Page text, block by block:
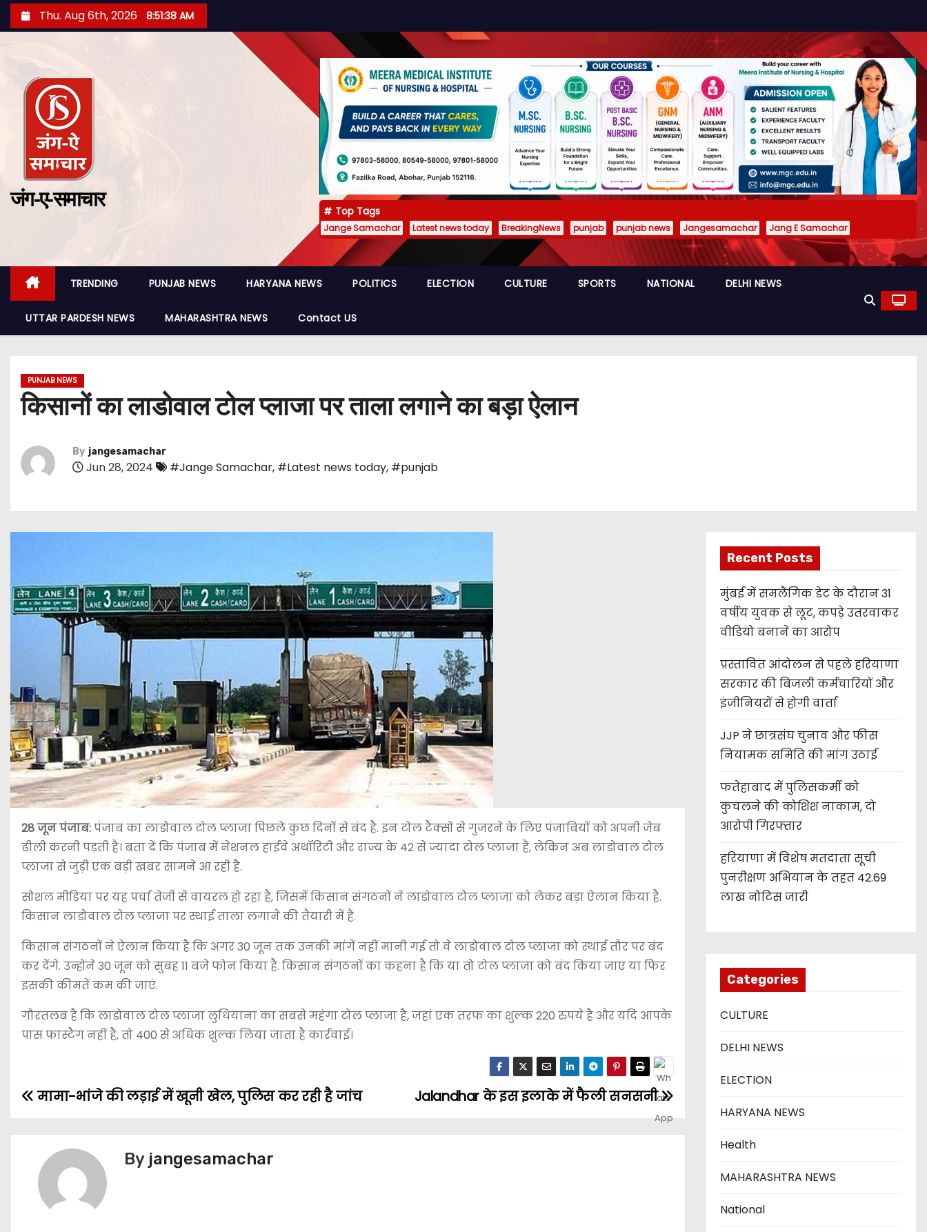
Thu. Aug 6th, 2026 8:51:39 AM
जंग-ए-समाचार
Top Tags
Jange Samachar Latest news today BreakingNews punjab punjab news Jangesamachar Jang E Samachar
TRENDING PUNJAB NEWS HARYANA NEWS POLITICS ELECTION CULTURE SPORTS NATIONAL DELHI NEWS
UTTAR PARDESH NEWS MAHARASHTRA NEWS Contact US
PUNJAB NEWS
किसानों का लाडोवाल टोल प्लाजा पर ताला लगाने का बड़ा ऐलान
By jangesamachar
Jun 28, 2024 #Jange Samachar, #Latest news today, #punjab
28 जून पंजाब:पंजाब का लाडोवाल टोल प्लाजा पिछले कुछ दिनों से बंद है. इन टोल टैक्सों से गुजरने के लिए पंजाबियों को अपनी जेब
ढीली करनी पड़ती है। बता दें कि पंजाब में नेशनल हाईवे अथॉरिटी और राज्य के 42 से ज्यादा टोल प्लाजा हैं, लेकिन अब लाडोवाल टोल
प्लाजा से जुड़ी एक बड़ी खबर सामने आ रही है.
सोशल मीडिया पर यह पर्चा तेजी से वायरल हो रहा है, जिसमें किसान संगठनों ने लाडोवाल टोल प्लाजा को लेकर बड़ा ऐलान किया है.
किसान लाडोवाल टोल प्लाजा पर स्थाई ताला लगाने की तैयारी में हैं.
किसान संगठनों ने ऐलान किया है कि अगर 30 जून तक उनकी मांगें नहीं मानी गईं तो वे लाडोवाल टोल प्लाजा को स्थाई तौर पर बंद
कर देंगे. उन्होंने 30 जून को सुबह 11 बजे फोन किया है. किसान संगठनों का कहना है कि या तो टोल प्लाजा को बंद किया जाए या फिर
इसकी कीमतें कम की जाएं.
गौरतलब है कि लाडोवाल टोल प्लाजा लुधियाना का सबसे महंगा टोल प्लाजा है, जहां एक तरफ का शुल्क 220 रुपये है और यदि आपके
पास फास्टैग नहीं है, तो 400 से अधिक शुल्क लिया जाता है कार्रवाई।
Jalandhar के इस इलाके में फैली सनसनी
मामा-भांजे की लड़ाई में खूनी खेल, पुलिस कर रही है जांच
By jangesamachar
Recent Posts
मुंबई में समलैंगिक डेट के दौरान 31
वर्षीय युवक से लूट, कपड़े उतरवाकर
वीडियो बनाने का आरोप
प्रस्तावित आंदोलन से पहले हरियाणा
सरकार की बिजली कर्मचारियों और
इंजीनियरों से होगी वार्ता
JJP ने छात्रसंघ चुनाव और फीस
नियामक समिति की मांग उठाई
फतेहाबाद में पुलिसकर्मी को
कुचलने की कोशिश नाकाम, दो
आरोपी गिरफ्तार
हरियाणा में विशेष मतदाता सूची
पुनरीक्षण अभियान के तहत 42.69
लाख नोटिस जारी
Categories
CULTURE
DELHI NEWS
ELECTION
HARYANA NEWS
Health
MAHARASHTRA NEWS
National